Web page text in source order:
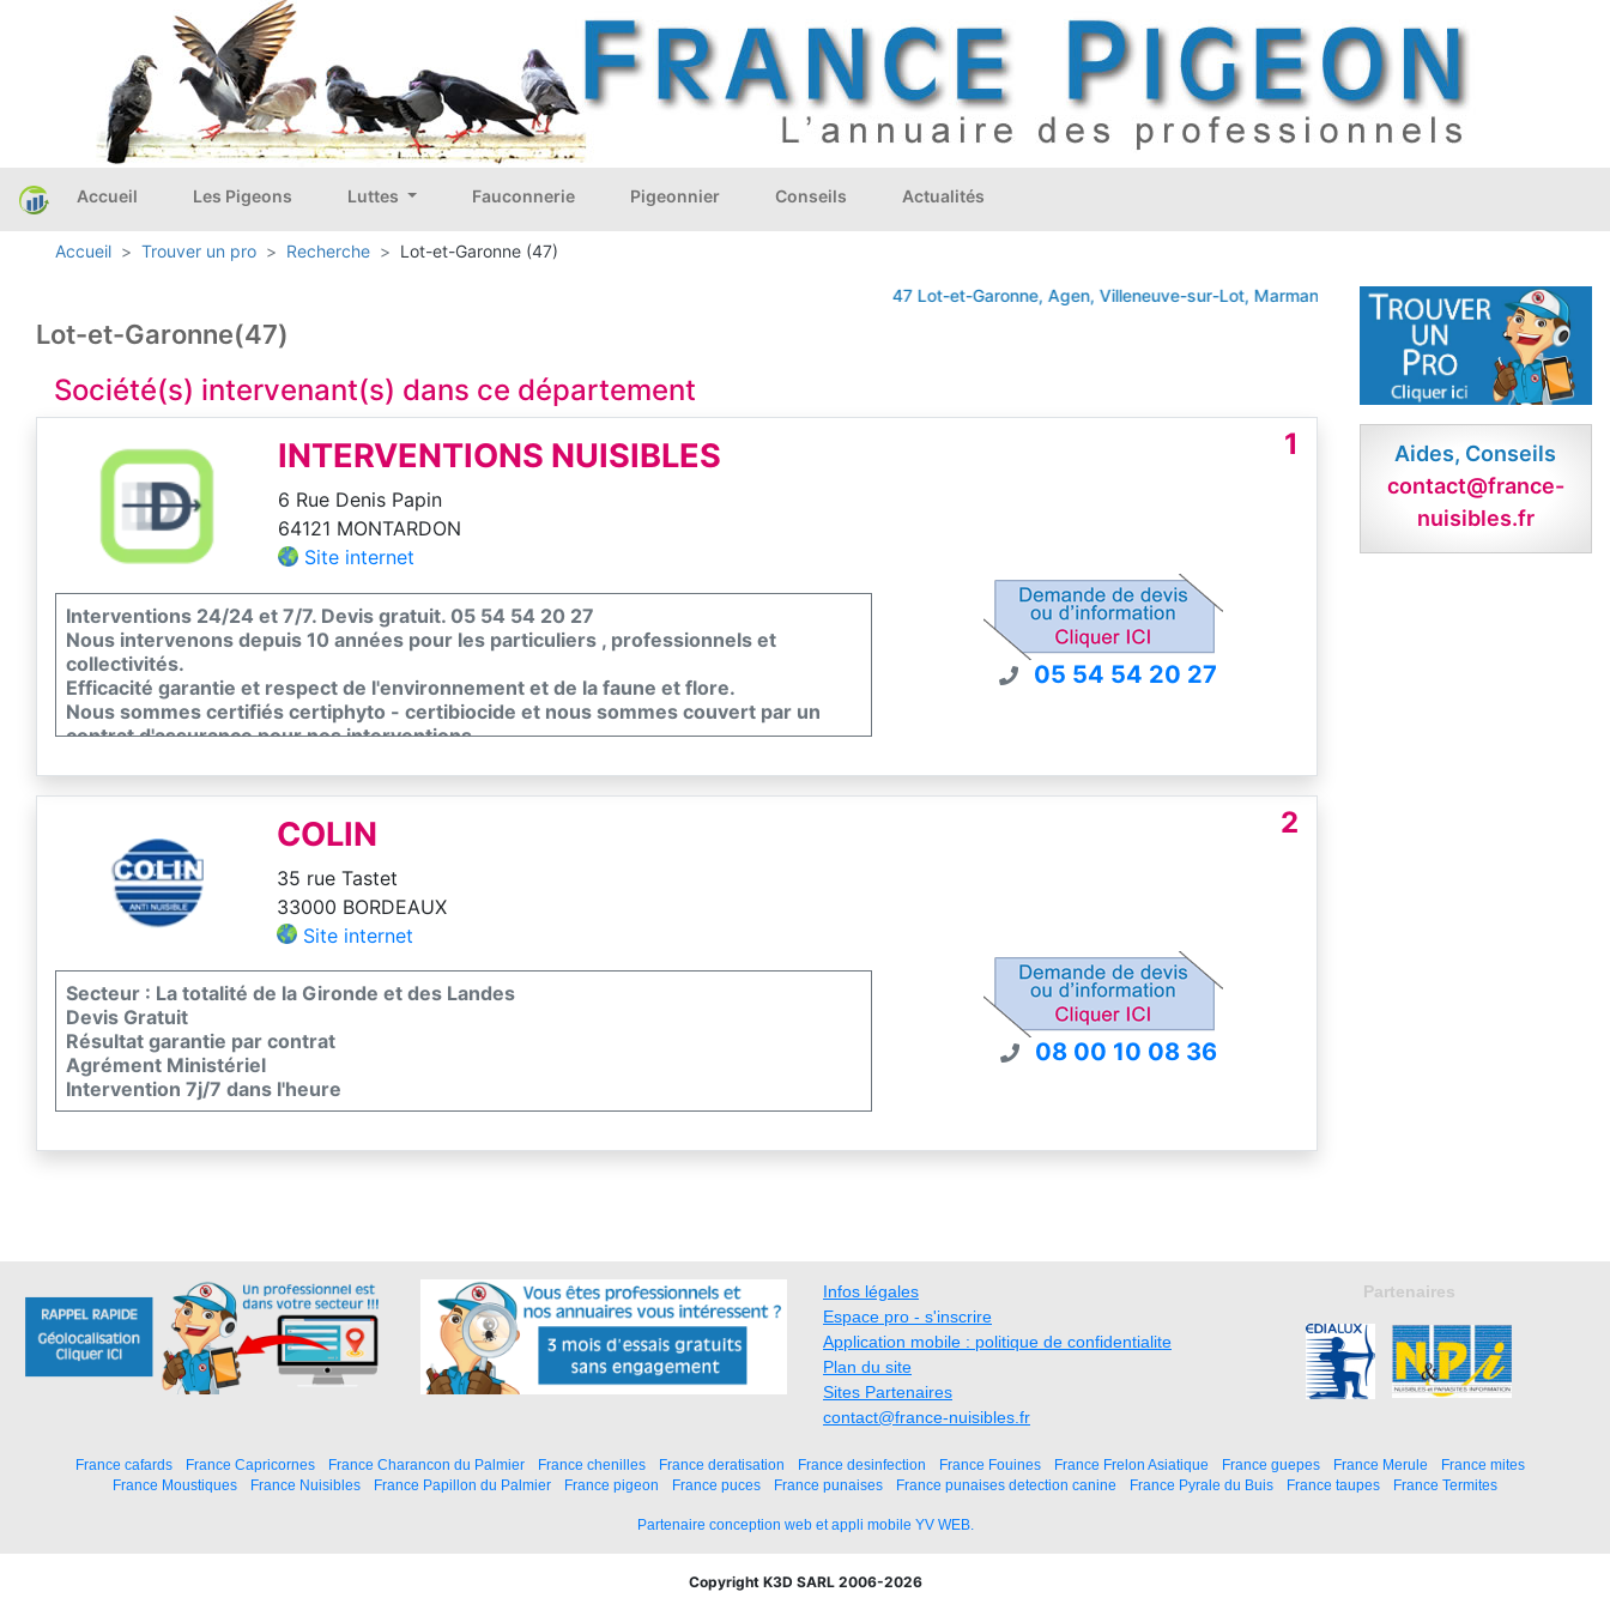
Accueil Les Pigeons Luttes Fauconnerie Pigeonnier Conseils Actualités
Accueil Trouver un pro Recherche Lot-et-Garonne (47)
47 Lot-et-Garonne, Agen, Villeneuve-sur-Lot, Marmande LAYRAC SAMAZAN VILLENEUVE
Lot-et-Garonne(47)
Société(s) intervenant(s) dans ce département
1
INTERVENTIONS NUISIBLES
6 Rue Denis Papin
64121 MONTARDON
Site internet
Interventions 24/24 et 7/7. Devis gratuit. 05 54 54 20 27
Nous intervenons depuis 10 années pour les particuliers , professionnels et
collectivités.
Efficacité garantie et respect de l'environnement et de la faune et flore.
Nous sommes certifiés certiphyto - certibiocide et nous sommes couvert par un
contrat d'assurance pour nos interventions.
05 54 54 20 27
2
COLIN
35 rue Tastet
33000 BORDEAUX
Site internet
Secteur : La totalité de la Gironde et des Landes
Devis Gratuit
Résultat garantie par contrat
Agrément Ministériel
Intervention 7j/7 dans l'heure
08 00 10 08 36
Aides, Conseils
contact@france-
nuisibles.fr
Infos légales
Espace pro - s'inscrire
Application mobile : politique de confidentialite
Plan du site
Sites Partenaires
contact@france-nuisibles.fr
Partenaires
France cafards France Capricornes France Charancon du Palmier France chenilles France deratisation France desinfection France Fouines France Frelon Asiatique France guepes France Merule
France mites
France Moustiques
France Nuisibles France Papillon du Palmier France pigeon France puces France punaises France punaises detection canine France Pyrale du Buis France taupes France Termites
Partenaire conception web et appli mobile YV WEB.
Copyright K3D SARL 2006-2026